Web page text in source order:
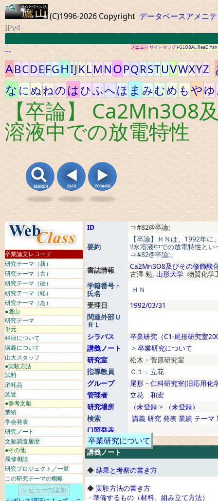
(C)1996-2026 Copyright データベースアメニ
IPv4
…
メニューサイトマップJ-GLOBALReaD
ABCDEFGHIJ KLM NOPQRSTUVWXYZ
な に ぬ ねのは ひふへほ ま みむめ も やゆ
【卒論】 Ca2Mn3O8
溶液中での放電特性
卒業論文レコード
研究テーマ（新）
研究テーマ（古）
研究テーマ（改）
研究テーマ（経）
研究テーマ（あ）
●鷹山
研究テーマ
単元
科目について
講義について
山大スタッフ
●実験方法
試料
消耗品
装置
●参考文献
業績
学会発表
研究ノート
文献調査履歴
●その他
履修相談
研究プロジェクト／一覧
この研究テーマの概略
ID ⇒#82@卒論;
要約
【卒論】ＨＮは、1992年
ﾘ水溶液中での放電特性と
⇒#82@卒論;。
書誌情報
Ca2Mn3O8及びその修飾酸
古澤 勉, 山形大学 物質化学
学籍番号・
氏名
ＨＮ
受理日
1992/03/31
関連外部Ｕ
ＲＬ
シラバス
卒業研究（C1-尾形研究室
講義ノート
> 卒業研究について
研究室
松木・菅原研究室
指導教員
Ｃ１：立花
グループ
尾形・仁科研究室(旧応用化
管理者
立花 和宏
研究場所
（未登録 >
（未登録）
検索
講義 研究 発表 業績 テーマ
口頭発表
卒業研究について
講義ノート
◆ 結果と考察の書き方
◆ 実験方法の書き方
- 準備するもの（材料、組み立て方法）